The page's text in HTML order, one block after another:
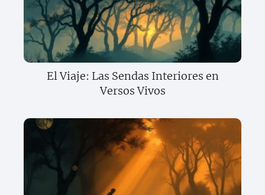
El Viaje: Las Sendas Interiores en
Versos Vivos